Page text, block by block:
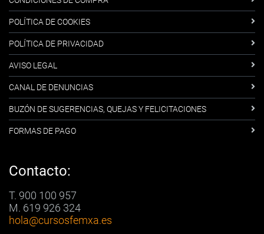
POLÍTICA DE COOKIES
POLÍTICA DE PRIVACIDAD
AVISO LEGAL
CANAL DE DENUNCIAS
BUZÓN DE SUGERENCIAS, QUEJAS Y FELICITACIONES
FORMAS DE PAGO
Contacto:
T. 900 100 957
M. 619 926 324
hola@cursosfemxa.es